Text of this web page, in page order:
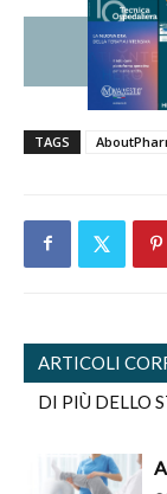
TAGS
ARTICOLI
DI PIÙ DELLO